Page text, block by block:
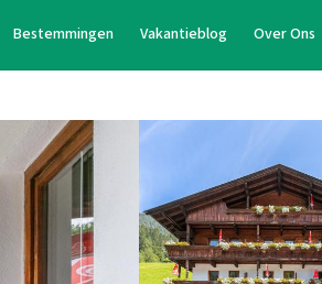
Bestemmingen Vakantieblog Over Ons